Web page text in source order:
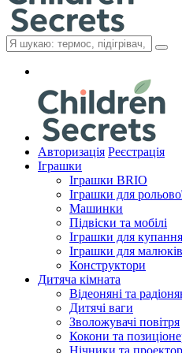
Авторизація Реєстрація
Іграшки
Іграшки BRIO
Іграшки для
Машинки
Підвіски та мобілі
Іграшки для купання
Іграшки для малюків
Конструктори
Дитяча кімната
Відеоняні та
Дитячі ваги
Зволожувачі повітря
Кокони та
Нічники та